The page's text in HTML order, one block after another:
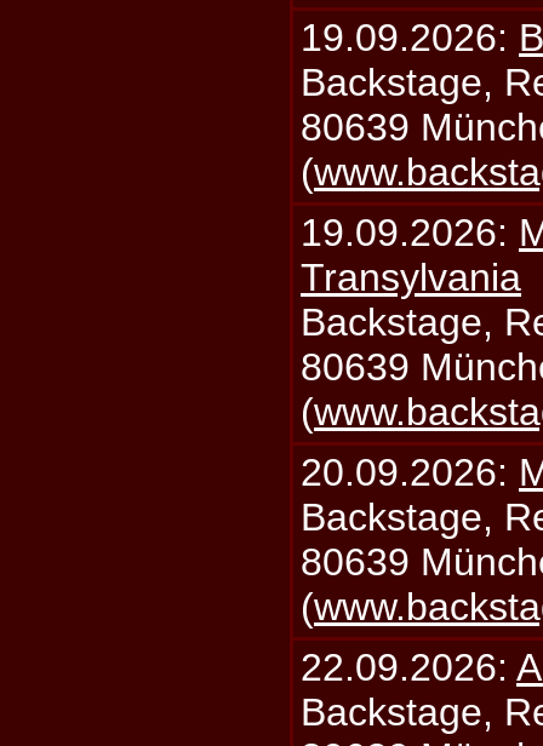
19.09.2026:
Backstage,
80639
(
19.09.2026:
Transylvania
Backstage,
80639
(
20.09.2026:
Backstage,
80639
(
22.09.2026:
Backstage,